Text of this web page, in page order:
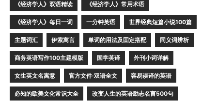
《经济学人》双语精读 《经济学人》常用术语
《经济学人》每日一词 一分钟英语 世界经典短篇小说100篇
主题词汇 伊索寓言 单词的用法及固定搭配 同义词辨析
商务英语写作100主题模版 国学英译 外刊小词详解
女生英文名寓意 官方文件·双语全文 容易误译的英语
必知的欧美文化常识大全 改变人生的英语励志名言500句